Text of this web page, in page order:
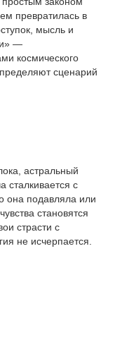
превратилась в
мысль и
—
космического
сценарий
астральный
сталкивается с
она подавляла или
становятся
страсти с
не исчерпается.